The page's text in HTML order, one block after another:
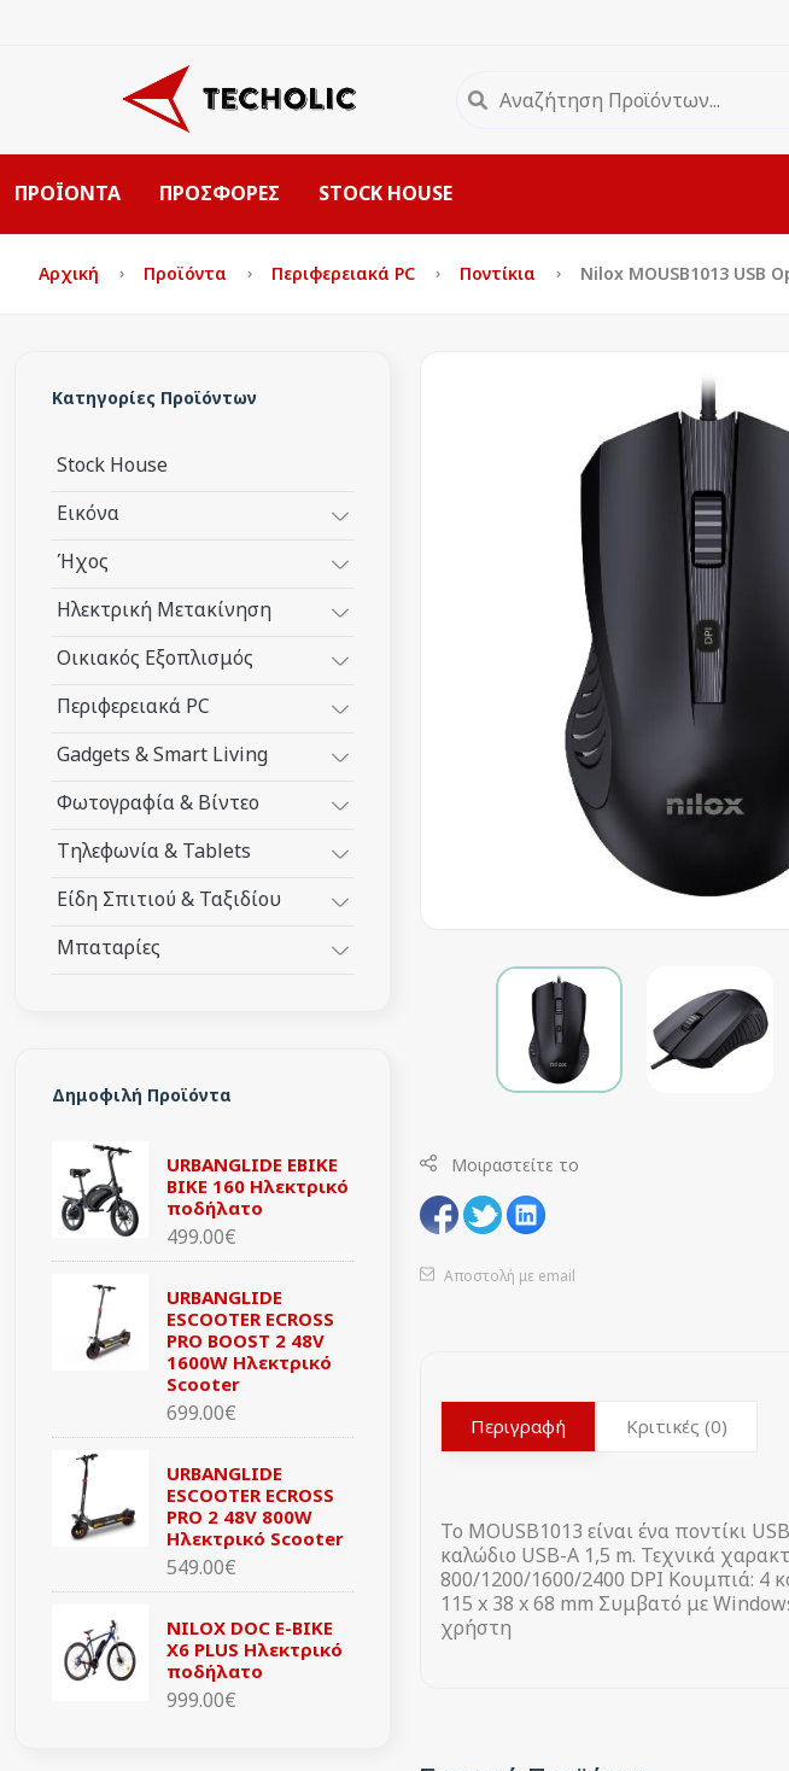
ΠΡΟΪΟΝΤΑ ΠΡΟΣΦΟΡΕΣ STOCK HOUSE
Αρχική Προϊόντα Περιφερειακά PC Ποντίκια Nilox MOUSB1013 USB
Κατηγορίες Προϊόντων
Stock House
Εικόνα
Ήχος
Ηλεκτρική Μετακίνηση
Οικιακός Εξοπλισμός
Περιφερειακά PC
Gadgets & Smart Living
Φωτογραφία & Βίντεο
Τηλεφωνία & Tablets
Είδη Σπιτιού & Ταξιδίου
Μπαταρίες
Δημοφιλή Προϊόντα
URBANGLIDE EBIKE
BIKE 160 Ηλεκτρικό
ποδήλατο
499.00€
URBANGLIDE
ESCOOTER ECROSS
PRO BOOST 2 48V
1600W Ηλεκτρικό
Scooter
699.00€
URBANGLIDE
ESCOOTER ECROSS
PRO 2 48V 800W
Ηλεκτρικό Scooter
549.00€
NILOX DOC E-BIKE
X6 PLUS Ηλεκτρικό
ποδήλατο
999.00€
Μοιραστείτε το
Αποστολή με email
Περιγραφή Κριτικές (0)
Το MOUSB1013 είναι ένα ποντίκι
καλώδιο USB-A 1,5 m. Τεχνικά
800/1200/1600/2400 DPI Κουμπιά: 4
115 x 38 x 68 mm Συμβατό με
χρήστη